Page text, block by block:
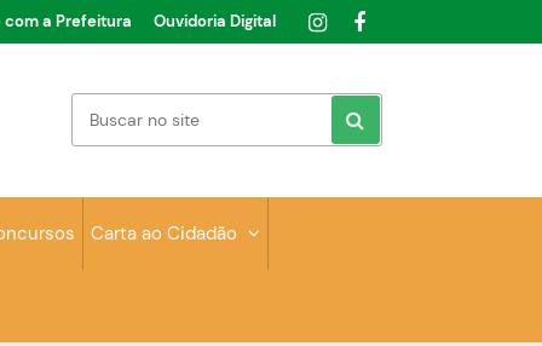
com a Prefeitura Ouvidoria Digital
Carta ao Cidadão